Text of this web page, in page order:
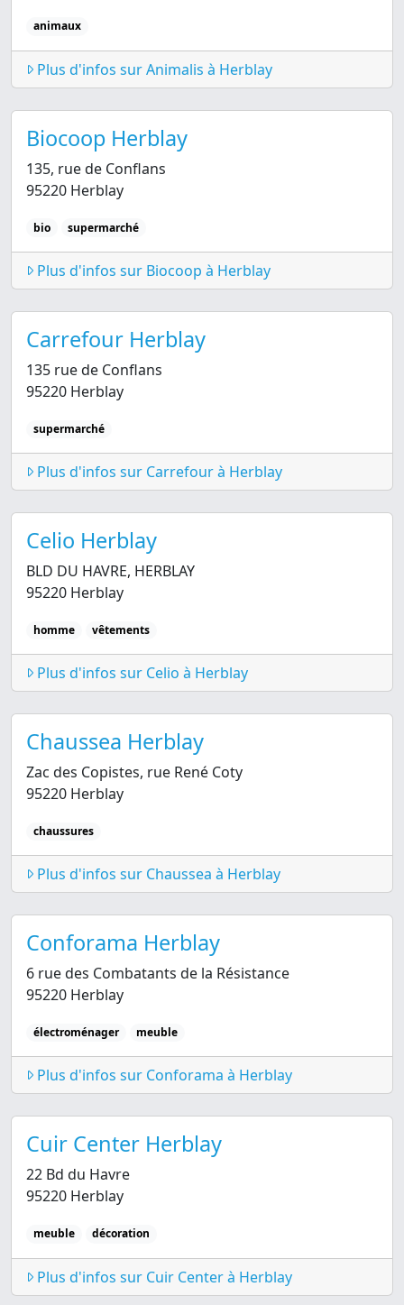
animaux
Plus d'infos sur Animalis à Herblay
Biocoop Herblay
135, rue de Conflans
95220 Herblay
bio supermarché
Plus d'infos sur Biocoop à Herblay
Carrefour Herblay
135 rue de Conflans
95220 Herblay
supermarché
Plus d'infos sur Carrefour à Herblay
Celio Herblay
BLD DU HAVRE, HERBLAY
95220 Herblay
homme vêtements
Plus d'infos sur Celio à Herblay
Chaussea Herblay
Zac des Copistes, rue René Coty
95220 Herblay
chaussures
Plus d'infos sur Chaussea à Herblay
Conforama Herblay
6 rue des Combatants de la Résistance
95220 Herblay
électroménager meuble
Plus d'infos sur Conforama à Herblay
Cuir Center Herblay
22 Bd du Havre
95220 Herblay
meuble décoration
Plus d'infos sur Cuir Center à Herblay